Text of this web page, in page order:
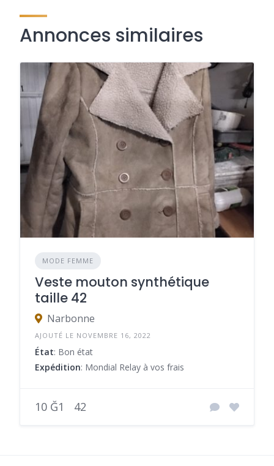
Annonces similaires
MODE FEMME
Veste mouton synthétique
taille 42
Narbonne
AJOUTÉ LE NOVEMBRE 16, 2022
État: Bon état
Expédition: Mondial Relay à vos frais
10 Ğ1 42